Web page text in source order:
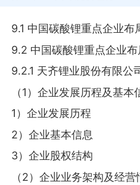
9.1 中国碳酸锂重点企业布
9.2 中国碳酸锂重点企业布
9.2.1 天齐锂业股份有限公
（1）企业发展历程及基本
1）企业发展历程
2）企业基本信息
3）企业股权结构
（2）企业业务架构及经营